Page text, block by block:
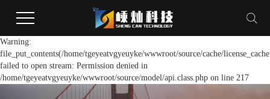
Warning:
file_put_contents(/home/tgeyeatvgyeuyke/wwwroot/source/cache/
failed to open stream: Permission denied in
/home/tgeyeatvgyeuyke/wwwroot/source/model/api.class.php on line 217